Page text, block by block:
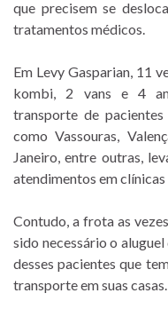
que precisem se
tratamentos médicos.
Em Levy Gasparian, 11
kombi, 2 vans e 4
transporte de
como Vassouras,
Janeiro, entre outras,
atendimentos em
Contudo, a frota as
sido necessário o
desses pacientes que
transporte em suas casas.